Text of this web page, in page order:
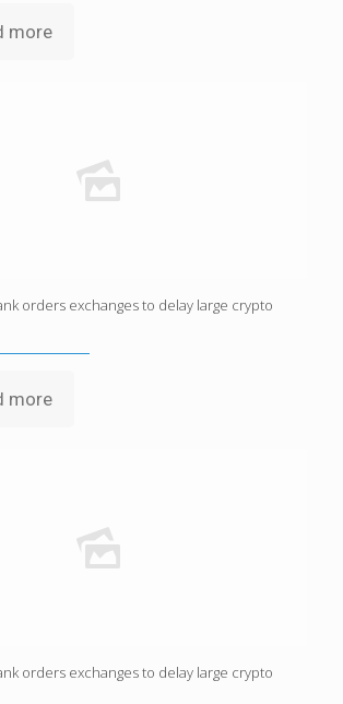
more
orders exchanges to delay large crypto
more
orders exchanges to delay large crypto